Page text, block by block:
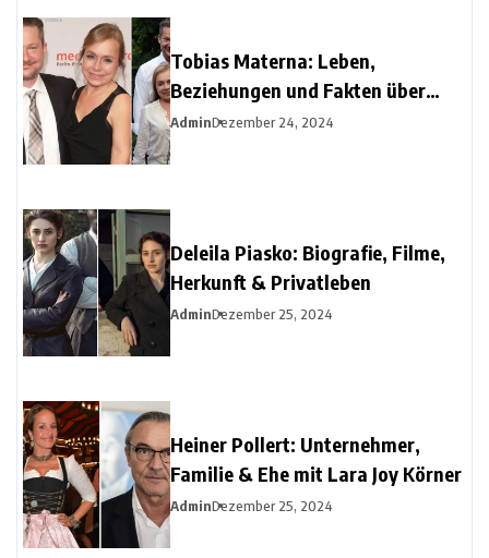
Tobias Materna: Leben,
Beziehungen und Fakten über
Christine Urspruchs Ex-Ehemann
AdminDezember 24, 2024
Deleila Piasko: Biografie, Filme,
Herkunft & Privatleben
AdminDezember 25, 2024
Heiner Pollert: Unternehmer,
Familie & Ehe mit Lara Joy Körner
AdminDezember 25, 2024